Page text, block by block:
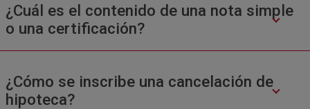
¿Cuál es el contenido de una nota simple
o una certificación?
¿Cómo se inscribe una cancelación de
hipoteca?